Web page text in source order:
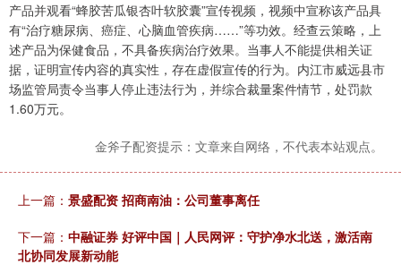
产品并观看“蜂胶苦瓜银杏叶软胶囊”宣传视频，视频中宣称该产品具
有“治疗糖尿病、癌症、心脑血管疾病……”等功效。经查云策略，上
述产品为保健食品，不具备疾病治疗效果。当事人不能提供相关证
据，证明宣传内容的真实性，存在虚假宣传的行为。内江市威远县市
场监管局责令当事人停止违法行为，并综合裁量案件情节，处罚款
1.60万元。
金斧子配资提示：文章来自网络，不代表本站观点。
上一篇： 景盛配资 招商南油：公司董事离任
下一篇： 中融证券 好评中国｜人民网评：守护净水北送，激活南
北协同发展新动能